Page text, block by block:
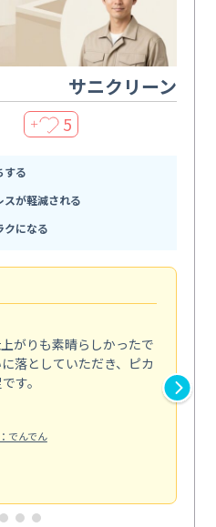
サニクリーン
＋ 5
する
が軽減される
クになる
がりも素晴らしかったで
落としていただき、ピカ
す。
でんでん